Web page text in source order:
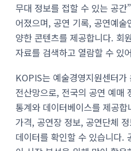
무대 정보를 접할 수 있는 공간
어졌으며, 공연 기록, 공연예
양한 콘텐츠를 제공합니다. 회
자료를 검색하고 열람할 수 있
KOPIS는 예술경영지원센터
전산망으로, 전국의 공연 예매
통계와 데이터베이스를 제공
가격, 공연장 정보, 공연단체
데이터를 확인할 수 있습니다.